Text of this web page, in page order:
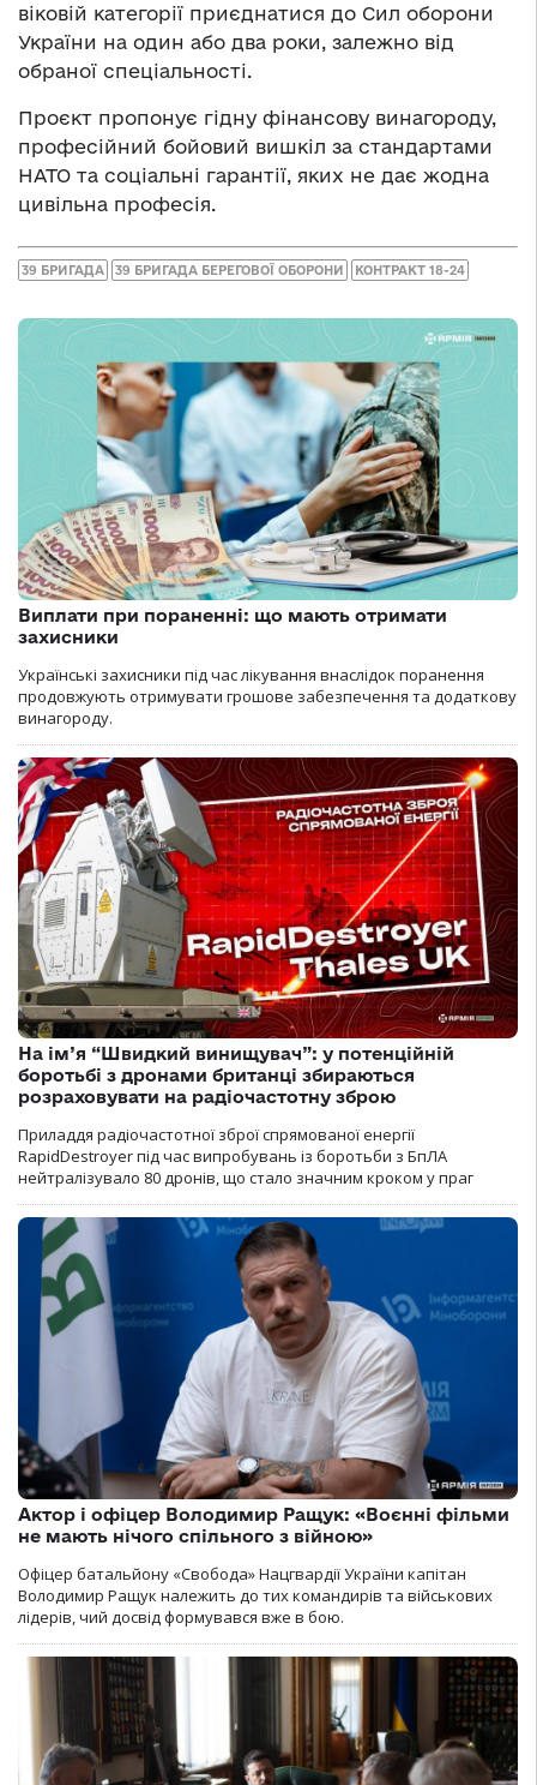
віковій категорії приєднатися до Сил оборони
України на один або два роки, залежно від
обраної спеціальності.
Проєкт пропонує гідну фінансову винагороду,
професійний бойовий вишкіл за стандартами
НАТО та соціальні гарантії, яких не дає жодна
цивільна професія.
39 БРИГАДА 39 БРИГАДА БЕРЕГОВОЇ ОБОРОНИ КОНТРАКТ 18-24
Виплати при пораненні: що мають отримати
захисники
Українські захисники під час лікування внаслідок поранення
продовжують отримувати грошове забезпечення та додаткову
винагороду.
На ім’я “Швидкий винищувач”: у потенційній
боротьбі з дронами британці збираються
розраховувати на радіочастотну зброю
Приладдя радіочастотної зброї спрямованої енергії
RapidDestroyer під час випробувань із боротьби з БпЛА
нейтралізувало 80 дронів, що стало значним кроком у праг
Актор і офіцер Володимир Ращук: «Воєнні фільми
не мають нічого спільного з війною»
Офіцер батальйону «Свобода» Нацгвардії України капітан
Володимир Ращук належить до тих командирів та військових
лідерів, чий досвід формувався вже в бою.